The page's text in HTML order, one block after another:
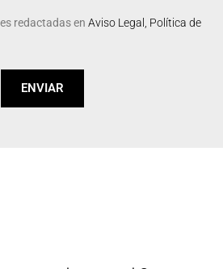
redactadas en Aviso Legal, Política de
ENVIAR